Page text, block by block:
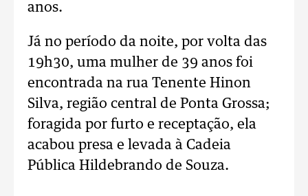
anos.
Já no período da noite, por volta das
19h30, uma mulher de 39 anos foi
encontrada na rua Tenente Hinon
Silva, região central de Ponta Grossa;
foragida por furto e receptação, ela
acabou presa e levada à Cadeia
Pública Hildebrando de Souza.